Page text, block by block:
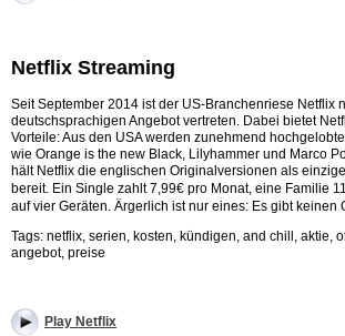
Netflix Streaming
Seit September 2014 ist der US-Branchenriese Netflix
deutschsprachigen Angebot vertreten. Dabei bietet
Vorteile: Aus den USA werden zunehmend
wie Orange is the new Black, Lilyhammer und Marco
hält Netflix die englischen Originalversionen als
bereit. Ein Single zahlt 7,99€ pro Monat, eine Familie
auf vier Geräten. Ärgerlich ist nur eines: Es gibt keinen
Tags: netflix, serien, kosten, kündigen, and chill, aktie,
angebot, preise
Play Netflix